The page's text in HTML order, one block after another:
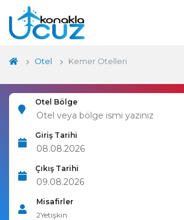
Otel Kemer Otelleri
Otel Bölge
Giriş Tarihi
Çıkış Tarihi
Misafirler
2Yetişkin